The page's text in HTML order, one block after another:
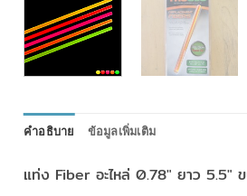
คำอธิบาย ข้อมูลเพิ่มเติม
แท่ง Fiber อะไหล่ 0.78″ ยาว